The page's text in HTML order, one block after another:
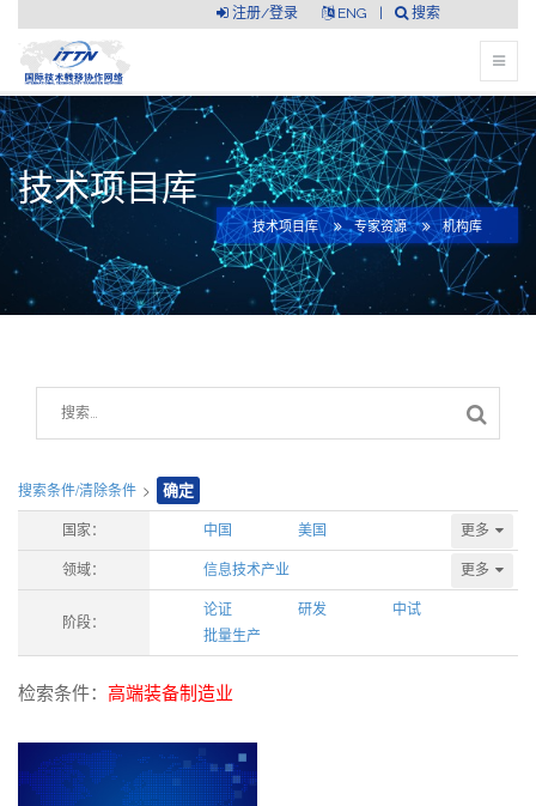
搜索
ENG
注册/登录
技术项目库
技术项目库 专家资源 机构库
搜索条件/清除条件 > 确定
国家： 中国 美国 更多
领域： 信息技术产业 更多
阶段：
论证 研发
中试
批量生产
检索条件： 高端装备制造业